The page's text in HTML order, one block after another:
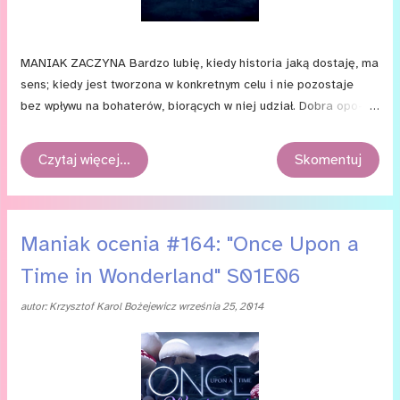
MA­NIAK ZA­CZY­NA Bar­dzo lu­bię, kie­dy hi­sto­ria ja­ką do­sta­ję, ma
sens; kie­dy jest two­rzo­na w kon­kret­nym celu i nie po­zo­sta­je
bez wpły­wu na bo­ha­te­rów, bio­rą­cych w niej udział. Do­bra opo­
wnio­ski i na­uczy­ły się cze­goś no­we­go; by zna­la­zły się z punk­tu A,
w ja­kim są na po­cząt­ku, w wy­ni­ka­ją­cym z ich po­dró­ży punk­cie B.
Twór­cy nie idą tro­pem pro­stych hi­sto­ry­jek i mó­wią ja­sno —...
Czytaj więcej… Skomentuj
Maniak ocenia #164: "Once Upon a
Time in Wonderland" S01E06
autor:Krzysztof Karol Bożejewicz września 25, 2014